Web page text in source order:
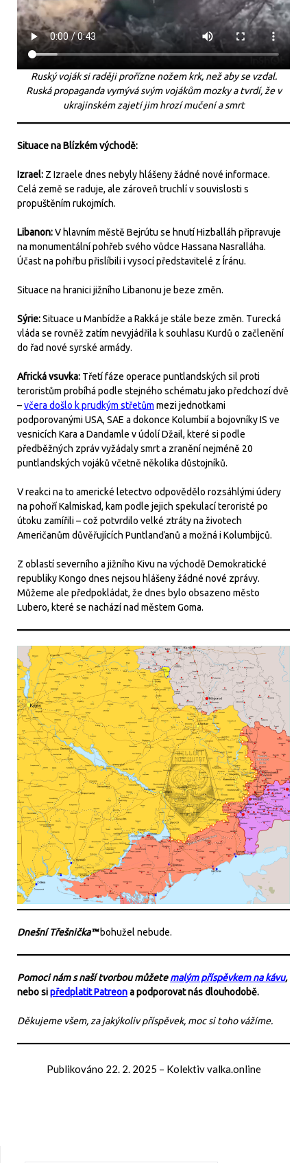
Ruský voják si raději prořízne nožem krk, než aby se vzdal.
Ruská propaganda vymývá svým vojákům mozky a tvrdí, že v
ukrajinském zajetí jim hrozí mučení a smrt
Situace na Blízkém východě:
Izrael: Z Izraele dnes nebyly hlášeny žádné nové informace.
Celá země se raduje, ale zároveň truchlí v souvislosti s
propuštěním rukojmích.
Libanon:V hlavním městě Bejrútu se hnutí Hizballáh připravuje
na monumentální pohřeb svého vůdce Hassana Nasralláha.
Účast na pohřbu přislíbili i vysocí představitelé z Íránu.
Situace na hranici jižního Libanonu je beze změn.
Sýrie:Situace u Manbídže a Rakká je stále beze změn. Turecká
vláda se rovněž zatím nevyjádřila k souhlasu Kurdů o začlenění
do řad nové syrské armády.
Africká vsuvka: Třetí fáze operace puntlandských sil proti
teroristům probíhá podle stejného schématu jako předchozí dvě
–včera došlo k prudkým střetům mezi jednotkami
podporovanými USA, SAE a dokonce Kolumbií a bojovníky IS ve
vesnicích Kara a Dandamle v údolí Džail, které si podle
předběžných zpráv vyžádaly smrt a zranění nejméně 20
puntlandských vojáků včetně několika důstojníků.
V reakci na to americké letectvo odpovědělo rozsáhlými údery
na pohoří Kalmiskad, kam podle jejich spekulací teroristé po
útoku zamířili – což potvrdilo velké ztráty na životech
Američanům důvěřujících Puntlanďanů a možná i Kolumbijců.
Z oblastí severního a jižního Kivu na východě Demokratické
republiky Kongo dnes nejsou hlášeny žádné nové zprávy.
Můžeme ale předpokládat, že dnes bylo obsazeno město
Lubero, které se nachází nad městem Goma.
Dnešní Třešnička™bohužel nebude.
Pomoci nám s naší tvorbou můžetemalým příspěvkem na kávu,
nebo sipředplatit Patreona podporovat nás dlouhodobě.
Děkujeme všem, za jakýkoliv příspěvek, moc si toho vážíme.
Publikováno 22. 2. 2025 – Kolektiv valka.online